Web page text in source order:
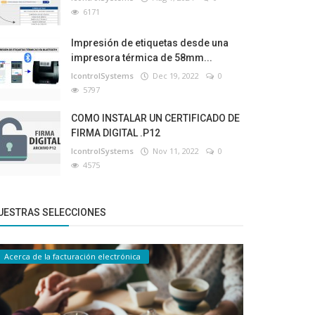
6171
Impresión de etiquetas desde una
impresora térmica de 58mm...
IcontrolSystems Dec 19, 2022
0
5797
COMO INSTALAR UN CERTIFICADO DE
FIRMA DIGITAL .P12
IcontrolSystems Nov 11, 2022
0
4575
SELECCIONES
Acerca de la facturación electrónica